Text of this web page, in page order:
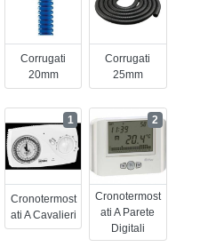
Corrugati
20mm
Corrugati
25mm
Cronotermost
Ati A Cavalieri
1
Cronotermost
Ati A Parete
Digitali
2